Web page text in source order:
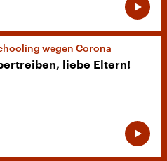
wegen Corona
liebe Eltern!